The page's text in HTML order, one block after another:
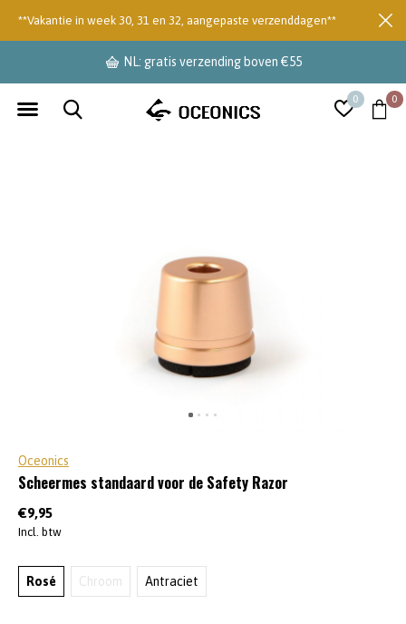
0 0
NL: gratis verzending boven €55
**Vakantie in week 30, 31 en 32, aangepaste verzenddagen**
Oceonics
Scheermes standaard voor de Safety Razor
€9,95
Incl. btw
Rosé Chroom Antraciet